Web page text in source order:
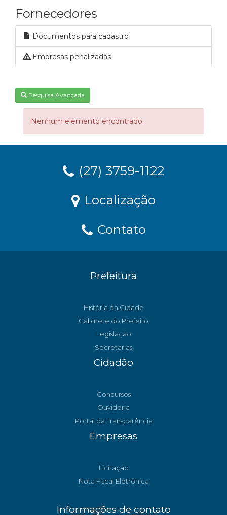
Fornecedores
Documentos para cadastro
Empresas penalizadas
Pesquisa Avançada
Nenhum elemento encontrado.
(27) 3759-1122
Localização
Contato
Prefeitura
História da Cidade
Gabinete do Prefeito
Legislação
Secretarias
Cidadão
Concursos
Ouvidoria
Portal da Transparência
Empresas
Licitação
Nota Fiscal Eletrônica
Informações de contato